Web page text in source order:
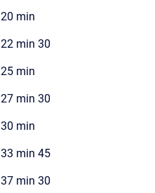
20 min
22 min 30
25 min
27 min 30
30 min
33 min 45
37 min 30